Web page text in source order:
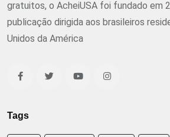
gratuitos, o AcheiUSA foi fundado em
publicação dirigida aos brasileiros
Unidos da América
Tags